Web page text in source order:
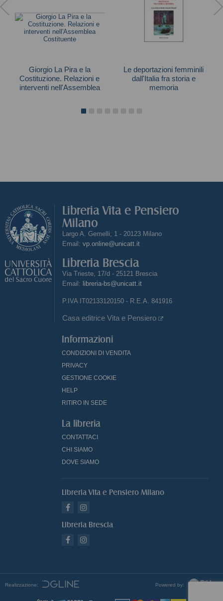
Giorgio La Pira e la
Costituzione. Relazioni e
interventi nell'Assemblea
Le deportazioni femminili
dall'Italia fra storia e
memoria
Libreria Vita e Pensiero
Milano
Largo A. Gemelli, 1 - 20123 Milano
Email: vp.online@unicatt.it
Libreria Brescia
Via Trieste, 17/d - 25121 Brescia
Email: libreria-bs@unicatt.it
P.IVA IT02133120150 - R.E.A. 841916
Casa editrice Vita e Pensiero
Informazioni
CONDIZIONI DI VENDITA
PRIVACY
GESTIONE COOKIE
HELP
RITIRO IN SEDE
La libreria
CONTATTACI
CHI SIAMO
DOVE SIAMO
Libreria Vita e Pensiero Milano
Libreria Brescia
Realizzazione: Powered by: